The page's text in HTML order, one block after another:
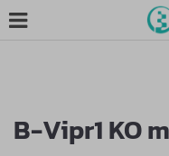
B-Vipr1 KO